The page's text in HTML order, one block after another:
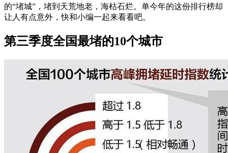
的“堵城”，堵到天荒地老，海枯石烂。单今年的这份排行榜却
让人有点意外，快和小编一起来看看吧。
第三季度全国最堵的10个城市